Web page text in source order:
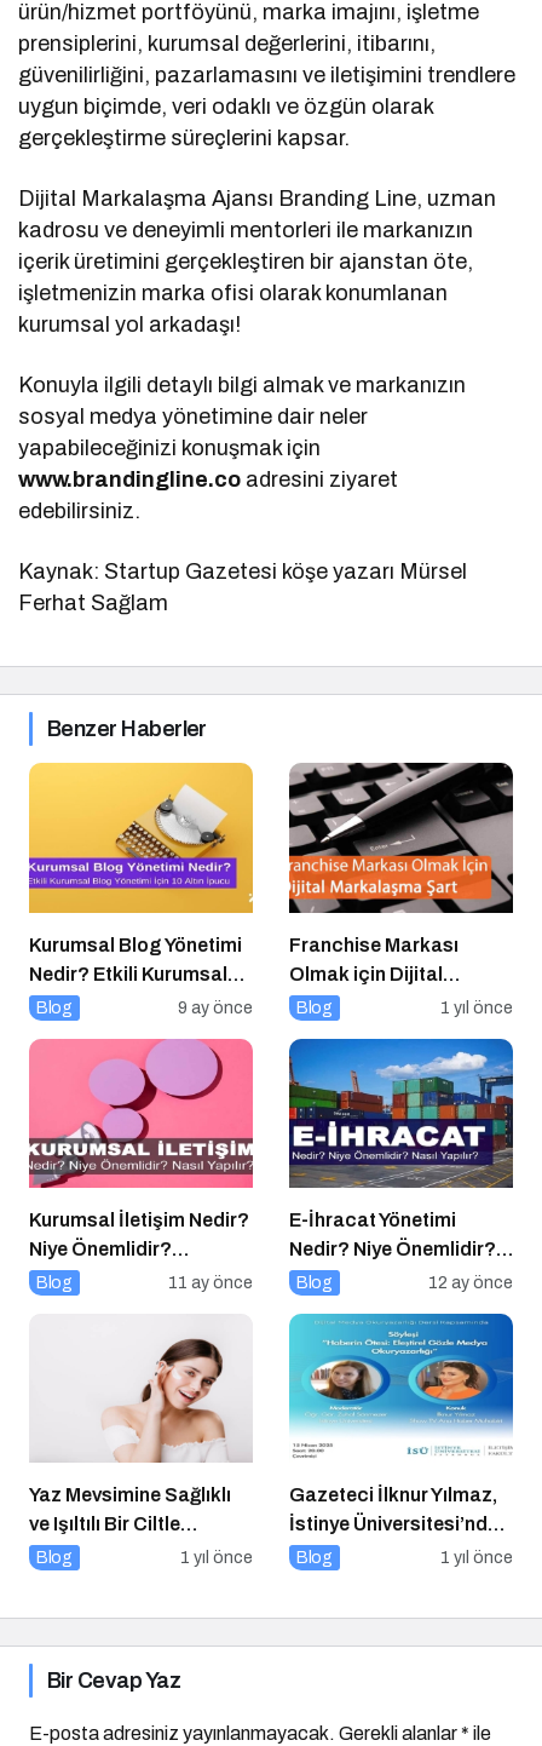
ürün/hizmet portföyünü, marka imajını, işletme
prensiplerini, kurumsal değerlerini, itibarını,
güvenilirliğini, pazarlamasını ve iletişimini trendlere
uygun biçimde, veri odaklı ve özgün olarak
gerçekleştirme süreçlerini kapsar.
Dijital Markalaşma Ajansı Branding Line, uzman
kadrosu ve deneyimli mentorleri ile markanızın
içerik üretimini gerçekleştiren bir ajanstan öte,
işletmenizin marka ofisi olarak konumlanan
kurumsal yol arkadaşı!
Konuyla ilgili detaylı bilgi almak ve markanızın
sosyal medya yönetimine dair neler
yapabileceğinizi konuşmak için
www.brandingline.co adresini ziyaret
edebilirsiniz.
Kaynak: Startup Gazetesi köşe yazarı Mürsel
Ferhat Sağlam
Benzer Haberler
Kurumsal Blog Yönetimi
Nedir? Etkili Kurumsal
Blog Yönetimi için 10
Blog 9 ay önce
Franchise Markası
Olmak için Dijital
Markalaşma Şart
Blog 1 yıl önce
Kurumsal İletişim Nedir?
Niye Önemlidir?
Kurumsal İletişim Nasıl
Blog 11 ay önce
E-İhracat Yönetimi
Nedir? Niye Önemlidir?
Nasıl Yapılır?
Blog 12 ay önce
Yaz Mevsimine Sağlıklı
ve Işıltılı Bir Ciltle
Merhaba Deyin
Blog 1 yıl önce
Gazeteci İlknur Yılmaz,
İstinye Üniversitesi’nde
Dijital Medya
Blog 1 yıl önce
Bir Cevap Yaz
E-posta adresiniz yayınlanmayacak. Gerekli alanlar* ile